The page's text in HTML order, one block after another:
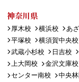
神奈川県
厚木校 横浜校 あ
平塚校
横須賀中央校
武蔵小杉校
日吉校
上大岡校
金沢文庫校
センター南校
中央